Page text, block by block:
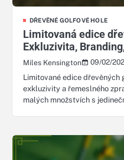
DŘEVĚNÉ GOLFOVÉ HOLE
Limitovaná edice
Exkluzivita,
Miles Kensington
09/02/
Limitované edice
exkluzivity a řemeslného
malých množstvích s